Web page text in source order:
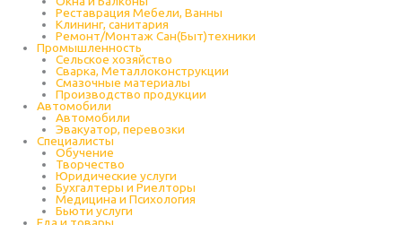
Реставрация Мебели, Ванны
Клининг, санитария
Ремонт/Монтаж Сан(Быт)техники
Промышленность
Cельское хозяйство
Сварка, Металлоконструкции
Cмазочные материалы
Производство продукции
Автомобили
Автомобили
Эвакуатор, перевозки
Специалисты
Обучение
Творчество
Юридические услуги
Бухгалтеры и Риелторы
Медицина и Психология
Бьюти услуги
Еда и товары